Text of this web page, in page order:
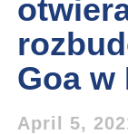
Goa w
April 5,